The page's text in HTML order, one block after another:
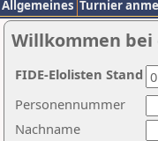
Allgemeines Turnier
Willkommen bei
Nachname
Personennummer
FIDE-Elolisten Stand